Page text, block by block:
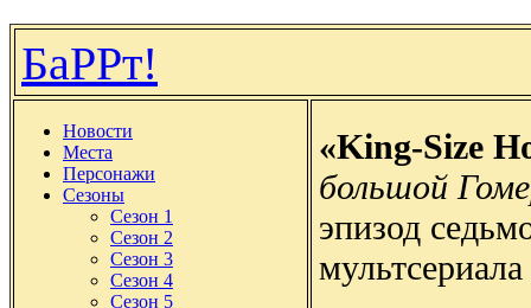
БаРРт!
Новости
Места
Персонажи
Сезоны
Сезон 1
Сезон 2
Сезон 3
Сезон 4
Сезон 5
«King-Size
большой
эпизод